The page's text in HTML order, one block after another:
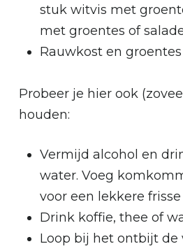
stuk witvis met
met groentes of
Rauwkost en groentes
Probeer je hier ook
houden:
Vermijd alcohol en
water. Voeg
voor een lekkere
Drink koffie, thee of
Loop bij het ontbijt de